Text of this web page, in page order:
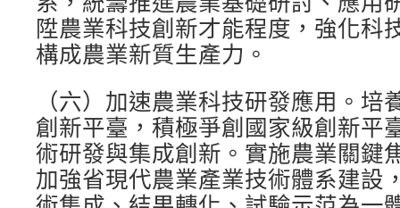
陞農業科技創新才能程度，強化科
構成農業新質生產力。
（六）加速農業科技研發應用。培
創新平臺，積極爭創國家級創新平
術研發與集成創新。實施農業關鍵
加強省現代農業產業技術體系建設